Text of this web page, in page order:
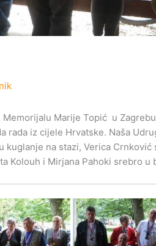
Marije Topić u
iz cijele Hrvatske. Naša
na stazi, Verica Crnković
Kolouh i Mirjana Pahoki srebro u